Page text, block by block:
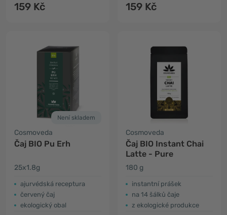
159 Kč 159 Kč
Není skladem
Cosmoveda
Čaj BIO Pu Erh
25x1.8g
ajurvédská receptura
červený čaj
ekologický obal
Cosmoveda
Čaj BIO Instant Chai
Latte - Pure
180 g
instantní prášek
na 14 šálků čaje
z ekologické produkce